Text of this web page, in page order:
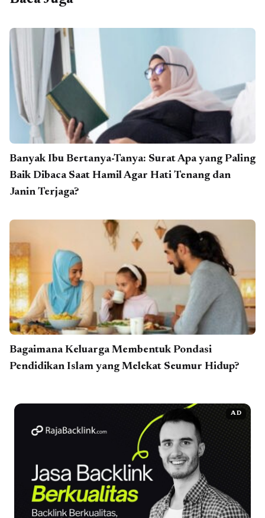
Banyak Ibu Bertanya-Tanya: Surat Apa yang Paling
Baik Dibaca Saat Hamil Agar Hati Tenang dan
Janin Terjaga?
Bagaimana Keluarga Membentuk Pondasi
Pendidikan Islam yang Melekat Seumur Hidup?
AD